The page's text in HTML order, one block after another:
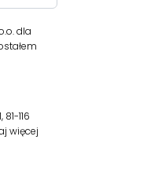
dla
116
więcej